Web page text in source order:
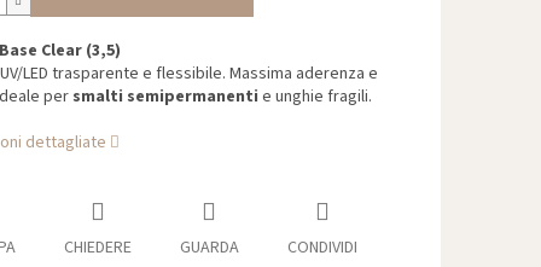
Clear (3,5)
LED trasparente e flessibile. Massima aderenza e
per smalti semipermanenti e unghie fragili.
dettagliate
CHIEDERE GUARDA CONDIVIDI